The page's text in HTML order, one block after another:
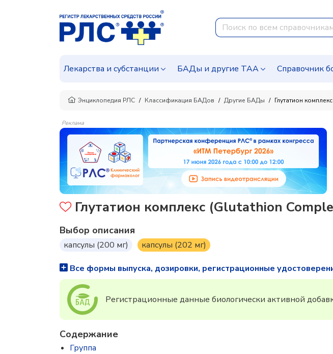
Лекарства и субстанции БАДы и другие ТАА Справочник
Энциклопедия РЛС Классификация БАДов Другие БАДы Глутатион комплекс
Реклама
Глутатион комплекс (Glutathion
Выбор описания
капсулы (200 мг) капсулы (202 мг)
Все формы выпуска, дозировки, регистрационные
Регистрационные данные биологически активной
Содержание
Группа